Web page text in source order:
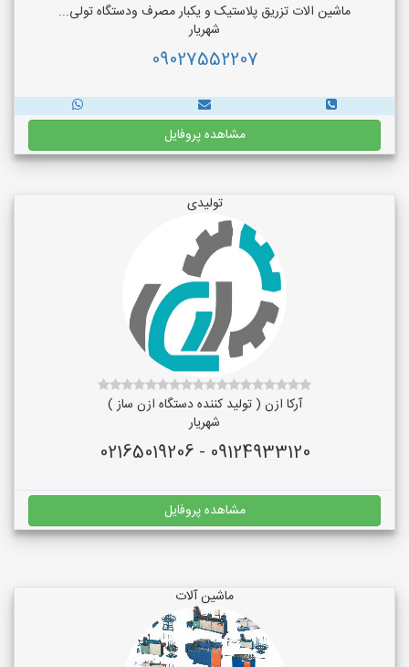
ماشین الات تزریق پلاستیک و یکبار مصرف ودستگاه تولی...
شهریار
09027552207
مشاهده پروفایل
تولیدی
آرکا ازن ( تولید کننده دستگاه ازن ساز )
شهریار
09124933120 - 02165019206
مشاهده پروفایل
ماشین آلات